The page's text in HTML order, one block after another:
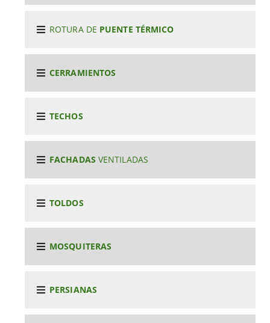
ROTURA DE PUENTE TÉRMICO
CERRAMIENTOS
TECHOS
FACHADAS VENTILADAS
TOLDOS
MOSQUITERAS
PERSIANAS